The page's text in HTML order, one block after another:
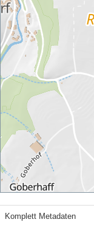
Komplett Metadaten